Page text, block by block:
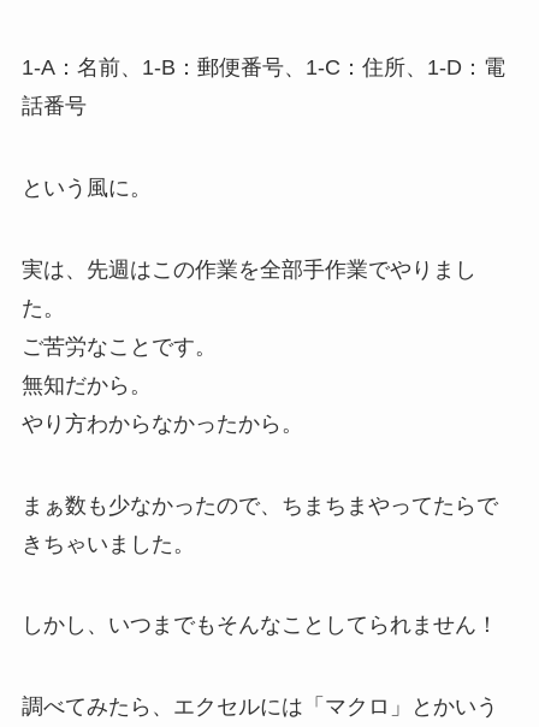
1-A：名前、1-B：郵便番号、1-C：住所、1-D：電
話番号
という風に。
実は、先週はこの作業を全部手作業でやりまし
た。
ご苦労なことです。
無知だから。
やり方わからなかったから。
まぁ数も少なかったので、ちまちまやってたらで
きちゃいました。
しかし、いつまでもそんなことしてられません！
調べてみたら、エクセルには「マクロ」とかいう